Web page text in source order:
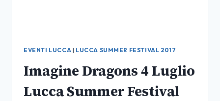
EVENTI LUCCA | LUCCA SUMMER FESTIVAL 2017
Imagine Dragons 4 Luglio
Lucca Summer Festival